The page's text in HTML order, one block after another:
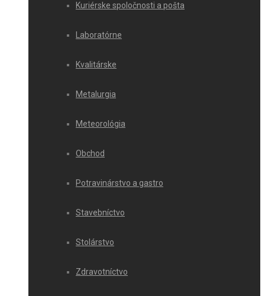
Kuriérske spoločnosti a pošta
Laboratórne
Kvalitárske
Metalurgia
Meteorológia
Obchod
Potravinárstvo a gastro
Stavebníctvo
Stolárstvo
Zdravotníctvo